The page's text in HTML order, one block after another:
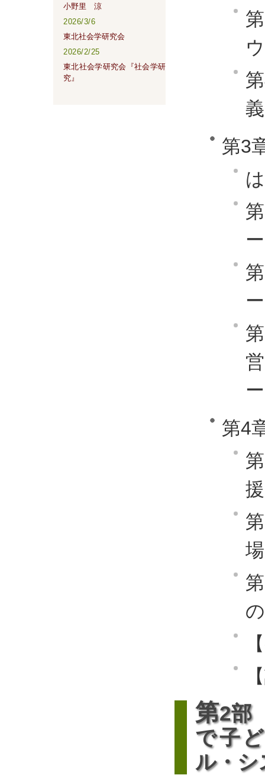
義
第3
ー
第4
第2部
で子
ル・シ
小野里 涼
2026/3/6
東北社会学研究会
2026/2/25
東北社会学研究会『社会学研
究』